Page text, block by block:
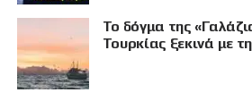
Το δόγμα της
Τουρκίας ξεκινά με